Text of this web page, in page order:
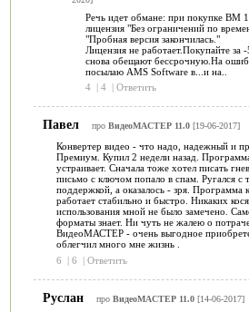
Речь идет обмане: при покупке ВМ
лицензия "Без ограничений по
"Пробная версия закончилась."
Лицензия не работает.Покупайте за
снова обещают бессрочную.На
посылаю AMS Software в...и на..
4 | 4 | Ответить
Павел про ВидеоМАСТЕР 11.0[19-06-2017]
Конвертер видео - что надо, надежный и
Премиум. Купил 2 недели назад.
устраивает. Сначала тоже хотел писать
письмо с ключом попало в спам. Ругался с
поддержкой, а оказалось - зря. Программа
работает стабильно и быстро. Никаких
использования мной не было замечено.
форматы знает. Ни чуть не жалею о
ВидеоМАСТЕР - очень выгодное
облегчил много мне жизнь .
6
| 6 | Ответить
Руслан про ВидеоМАСТЕР 11.0[14-06-2017]